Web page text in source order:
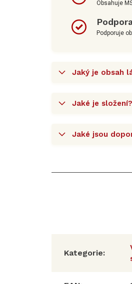
Obsahuje
Podporuje
Jaký je obsah
Jaké je složení?
Jaké jsou
Kategorie: